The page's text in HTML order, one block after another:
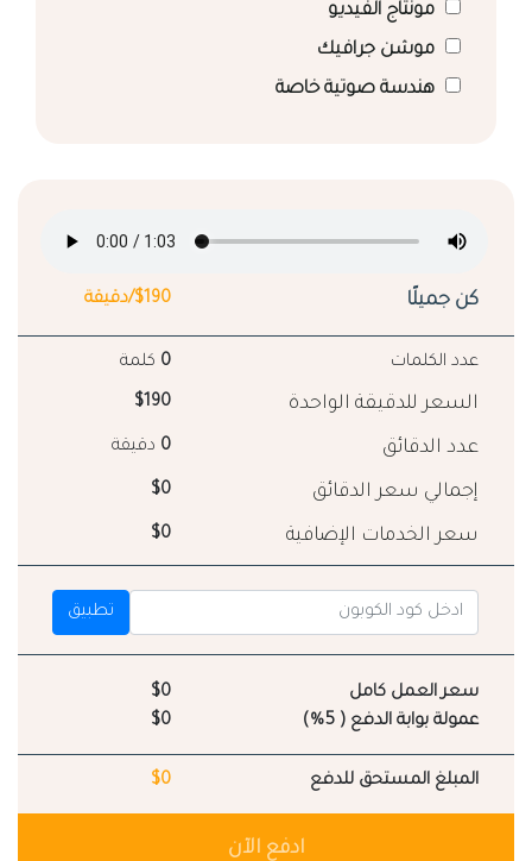
مونتاج الفيديو
موشن جرافيك
هندسة صوتية خاصة
كن جميلًا $190/دقيقة
عدد الكلمات 0 كلمة
السعر للدقيقة الواحدة $190
عدد الدقائق 0 دقيقة
إجمالي سعر الدقائق $0
سعر الخدمات الإضافية $0
تطبيق
سعر العمل كامل
$0
عمولة بوابة الدفع ( 5%)
$0
المبلغ المستحق للدفع $0
ادفع الآن